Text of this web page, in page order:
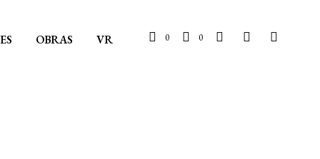
OBRAS VR 0 0